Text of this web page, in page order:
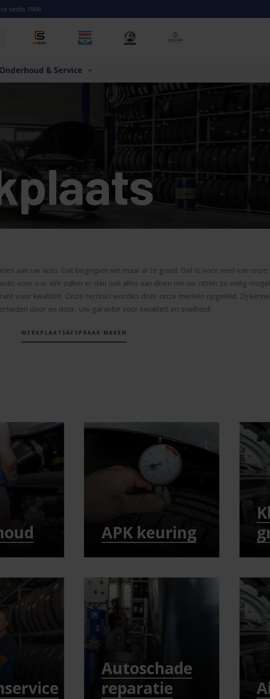
sinds 1966
Onderhoud & Service
aan uw auto. Dat begrijpen we maar al te goed. Dat is voor veel van
voor u is. We zullen er dan ook alles aan doen om uw ritten zo veilig
voor kwaliteit. Onze technici worden door onze merken opgeleid. Zij
door en door. Uw garantie voor kwaliteit en snelheid!
WERKPLAATSAFSPRAAK MAKEN
APK keuring
Autoschade
reparatie